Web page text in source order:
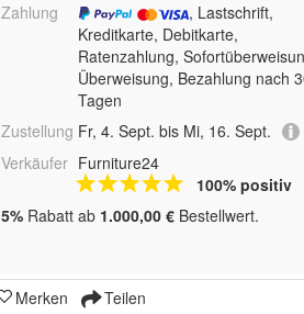
Zahlung
, Lastschrift,
Kreditkarte, Debitkarte,
Ratenzahlung,
Überweisung, Bezahlung nach
Tagen
Zustellung Fr, 4. Sept. bis Mi, 16. Sept.
Verkäufer Furniture24
100% positiv
5% Rabatt ab 1.000,00 € Bestellwert.
Merken Teilen